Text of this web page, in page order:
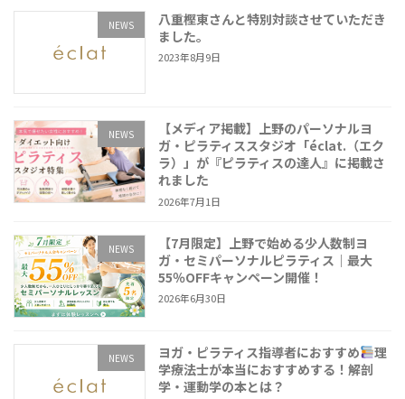
NEWS
八重樫東さんと特別対談させていただき
ました。
2023年8月9日
NEWS
【メディア掲載】上野のパーソナルヨ
ガ・ピラティススタジオ「éclat.（エク
ラ）」が『ピラティスの達人』に掲載さ
れました
2026年7月1日
NEWS
【7月限定】上野で始める少人数制ヨ
ガ・セミパーソナルピラティス｜最大
55％OFFキャンペーン開催！
2026年6月30日
NEWS ヨガ・ピラティス指導者におすすめ
理
学療法士が本当におすすめする！解剖
学・運動学の本とは？